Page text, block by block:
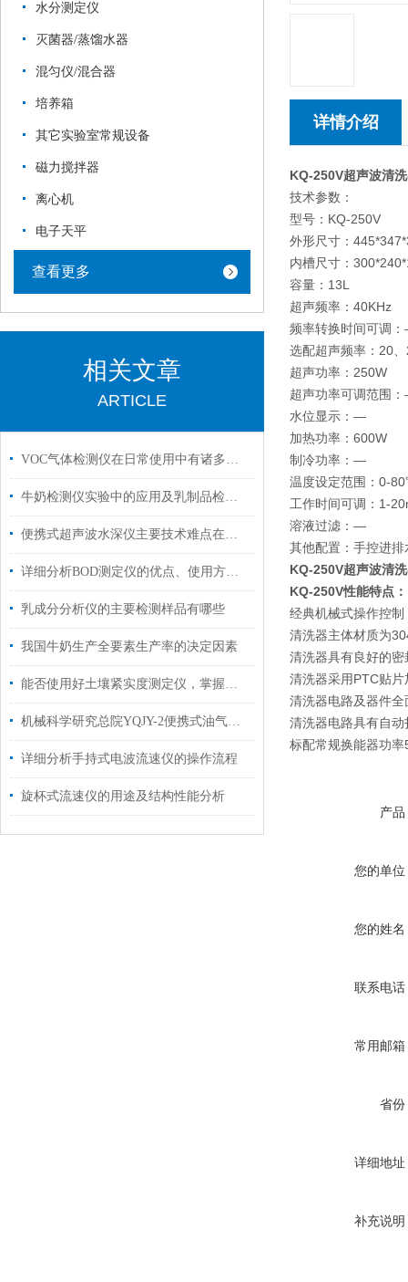
水分测定仪
灭菌器/蒸馏水器
混匀仪/混合器
培养箱
其它实验室常规设备
磁力搅拌器
离心机
电子天平
查看更多
相关文章
ARTICLE
VOC气体检测仪在日常使用中有诸多特点
牛奶检测仪实验中的应用及乳制品检测仪相关实验方法
便携式超声波水深仪主要技术难点在以下几点
详细分析BOD测定仪的优点、使用方法以及操作
乳成分分析仪的主要检测样品有哪些
我国牛奶生产全要素生产率的决定因素
能否使用好土壤紧实度测定仪，掌握其功能是关键
机械科学研究总院YQJY-2便携式油气回收智能检测仪选购指南
详细分析手持式电波流速仪的操作流程
旋杯式流速仪的用途及结构性能分析
详情介绍
KQ-250V超声波清
技术参数：
型号：KQ-250V
外形尺寸：
内槽尺寸：
容量：13L
超声频率：40KHz
频率转换时间可调
选配超声频率：20
超声功率：250W
超声功率可调范围
水位显示：—
加热功率：600W
制冷功率：—
温度设定范围：0-
工作时间可调：1-
溶液过滤：—
其他配置：手控进
KQ-250V超声波清
KQ-250V性能特点：
经典机械式操作控制
清洗器主体材质为
清洗器具有良好的
清洗器采用PTC贴片
清洗器电路及器件
清洗器电路具有自动
标配常规换能器功
产品
您的单位
您的姓名
联系电话
常用邮箱
省份
详细地址
补充说明